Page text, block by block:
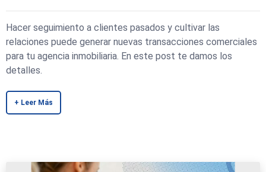
Hacer seguimiento a clientes pasados y cultivar las
relaciones puede generar nuevas transacciones comerciales
para tu agencia inmobiliaria. En este post te damos los
detalles.
+ Leer Más